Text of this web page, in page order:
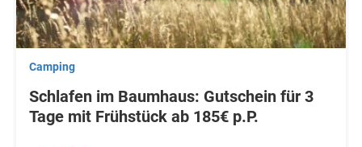
Camping
Schlafen im Baumhaus: Gutschein für 3
Tage mit Frühstück ab 185€ p.P.